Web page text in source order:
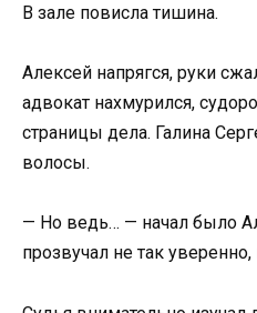
В зале повисла тишина.
Алексей напрягся, руки
адвокат нахмурился,
страницы дела. Галина
волосы.
— Но ведь… — начал было
прозвучал не так